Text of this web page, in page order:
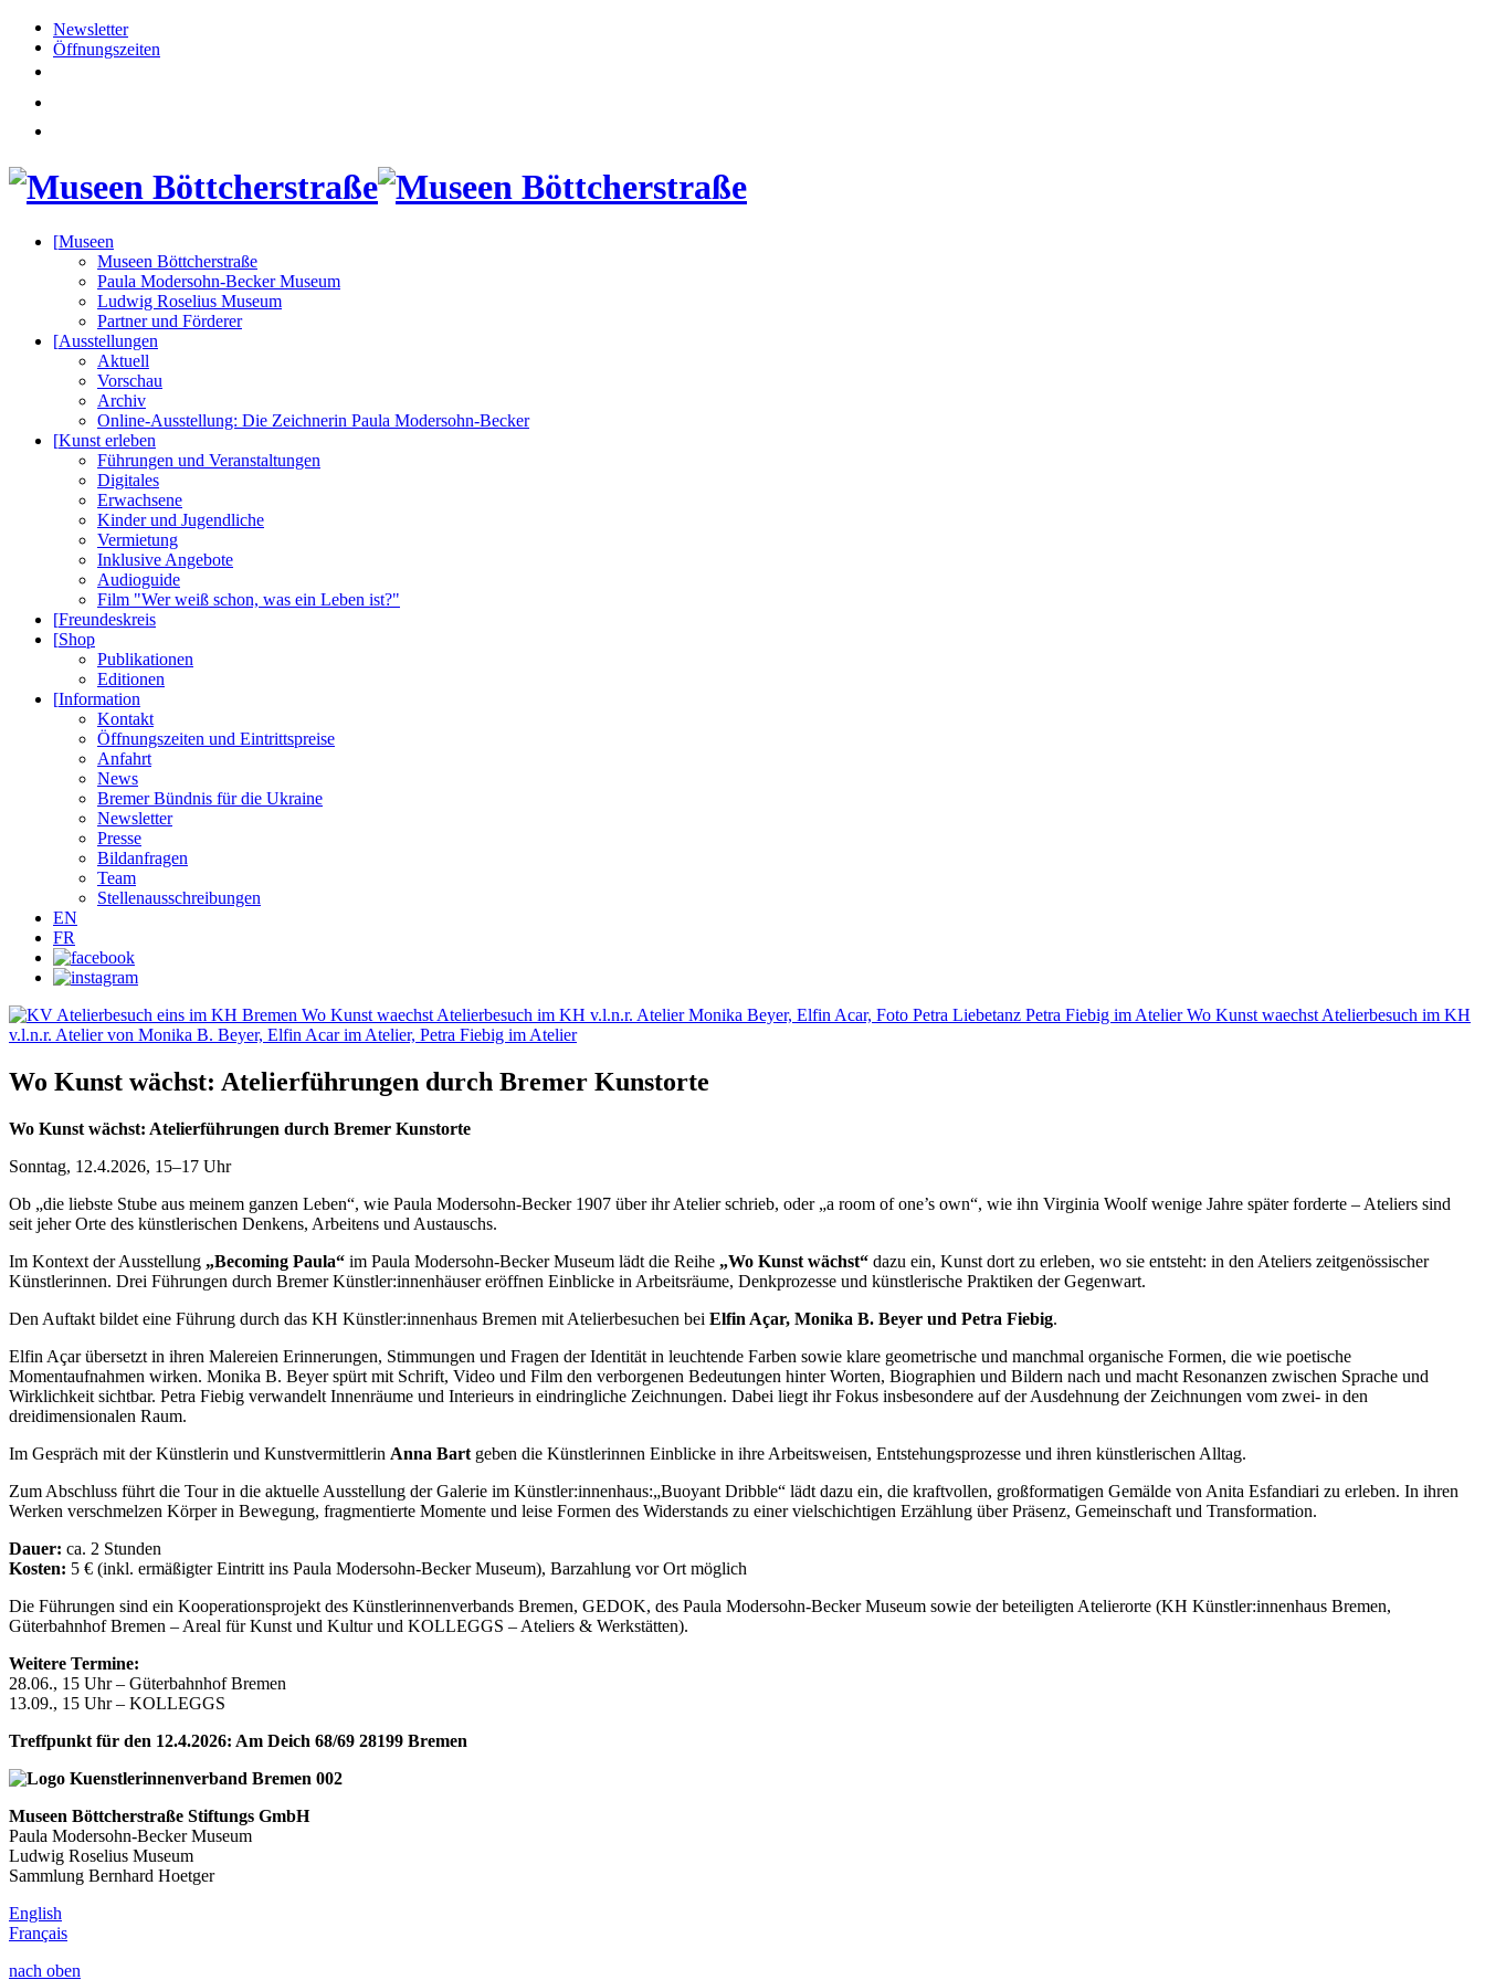
Newsletter
Öffnungszeiten
[Museen
Museen Böttcherstraße
Paula Modersohn-Becker Museum
Ludwig Roselius Museum
Partner und Förderer
[Ausstellungen
Aktuell
Vorschau
Archiv
Online-Ausstellung: Die Zeichnerin Paula Modersohn-Becker
[Kunst erleben
Führungen und Veranstaltungen
Digitales
Erwachsene
Kinder und Jugendliche
Vermietung
Inklusive Angebote
Audioguide
Film "Wer weiß schon, was ein Leben ist?"
[Freundeskreis
[Shop
Publikationen
Editionen
[Information
Kontakt
Öffnungszeiten und Eintrittspreise
Anfahrt
News
Bremer Bündnis für die Ukraine
Newsletter
Presse
Bildanfragen
Team
Stellenausschreibungen
EN
FR
Wo Kunst wächst: Atelierführungen durch Bremer Kunstorte
Wo Kunst wächst: Atelierführungen durch Bremer Kunstorte
Sonntag, 12.4.2026, 15–17 Uhr
Ob „die liebste Stube aus meinem ganzen Leben“, wie Paula Modersohn-Becker 1907 über ihr Atelier schrieb, oder „a room of one’s own“, wie ihn Virginia Woolf wenige Jahre später forderte – Ateliers sind
seit jeher Orte des künstlerischen Denkens, Arbeitens und Austauschs.
Im Kontext der Ausstellung „Becoming Paula“ im Paula Modersohn-Becker Museum lädt die Reihe „Wo Kunst wächst“ dazu ein, Kunst dort zu erleben, wo sie entsteht: in den Ateliers zeitgenössischer
Künstlerinnen. Drei Führungen durch Bremer Künstler:innenhäuser eröffnen Einblicke in Arbeitsräume, Denkprozesse und künstlerische Praktiken der Gegenwart.
Den Auftakt bildet eine Führung durch das KH Künstler:innenhaus Bremen mit Atelierbesuchen bei Elfin Açar, Monika B. Beyer und Petra Fiebig.
Elfin Açar übersetzt in ihren Malereien Erinnerungen, Stimmungen und Fragen der Identität in leuchtende Farben sowie klare geometrische und manchmal organische Formen, die wie poetische
Momentaufnahmen wirken. Monika B. Beyer spürt mit Schrift, Video und Film den verborgenen Bedeutungen hinter Worten, Biographien und Bildern nach und macht Resonanzen zwischen Sprache und
Wirklichkeit sichtbar. Petra Fiebig verwandelt Innenräume und Interieurs in eindringliche Zeichnungen. Dabei liegt ihr Fokus insbesondere auf der Ausdehnung der Zeichnungen vom zwei- in den
dreidimensionalen Raum.
Im Gespräch mit der Künstlerin und Kunstvermittlerin Anna Bart geben die Künstlerinnen Einblicke in ihre Arbeitsweisen, Entstehungsprozesse und ihren künstlerischen Alltag.
Zum Abschluss führt die Tour in die aktuelle Ausstellung der Galerie im Künstler:innenhaus:„Buoyant Dribble“ lädt dazu ein, die kraftvollen, großformatigen Gemälde von Anita Esfandiari zu erleben. In ihren
Werken verschmelzen Körper in Bewegung, fragmentierte Momente und leise Formen des Widerstands zu einer vielschichtigen Erzählung über Präsenz, Gemeinschaft und Transformation.
Dauer: ca. 2 Stunden
Kosten: 5 € (inkl. ermäßigter Eintritt ins Paula Modersohn-Becker Museum), Barzahlung vor Ort möglich
Die Führungen sind ein Kooperationsprojekt des Künstlerinnenverbands Bremen, GEDOK, des Paula Modersohn-Becker Museum sowie der beteiligten Atelierorte (KH Künstler:innenhaus Bremen,
Güterbahnhof Bremen – Areal für Kunst und Kultur und KOLLEGGS – Ateliers & Werkstätten).
Weitere Termine:
28.06., 15 Uhr – Güterbahnhof Bremen
13.09., 15 Uhr – KOLLEGGS
Treffpunkt für den 12.4.2026: Am Deich 68/69 28199 Bremen
Museen Böttcherstraße Stiftungs GmbH
Paula Modersohn-Becker Museum
Ludwig Roselius Museum
Sammlung Bernhard Hoetger
English
Français
nach oben